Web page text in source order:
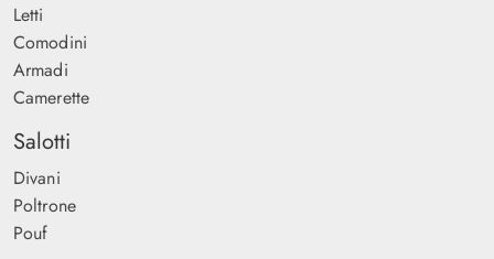
Letti
Comodini
Armadi
Camerette
Salotti
Divani
Poltrone
Pouf